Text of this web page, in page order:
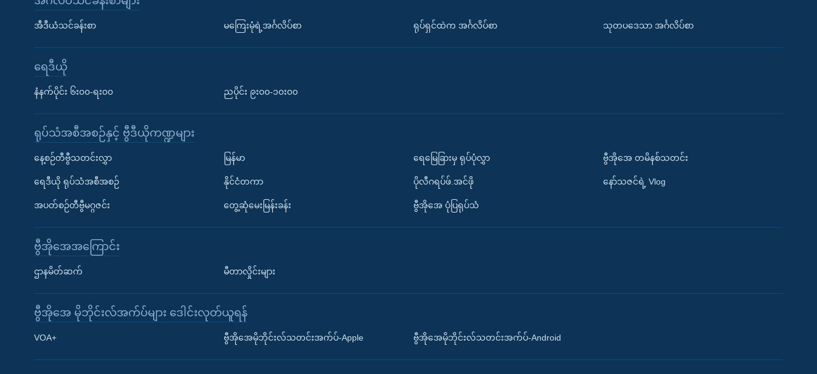
Learning English
အီဒီယံသင်ခန်းစာ မကြေးမုံရဲ့အင်္ဂလိပ်စာ ရုပ်ရှင်ထဲက အင်္ဂလိပ်စာ သုတပဒေသာ အင်္ဂလိပ်စာ
ရေဒီယို
နံနက်ပိုင်း ၆း၀၀-ရး၀၀ ညပိုင်း ၉း၀၀-၁၀း၀၀
ရုပ်သံအစီအစဉ်နှင့် ဗွီဒီယိုကဏ္ဍများ
နေ့စဉ်တီဗွီသတင်းလွှာ
ရေဒီယို ရုပ်သံအစီအစဉ်
အပတ်စဉ်တီဗွီမဂ္ဂဇင်း
မြန်မာ
နိုင်ငံတကာ
တွေ့ဆုံမေးမြန်းခန်း
ရေမြေခြားမှ ရုပ်ပုံလွှာ
ပိုလီဂရပ်ဖ်.အင်ဖို
ဗွီအိုအေ ပုံပြရုပ်သံ
ဗွီအိုအေ တမိနစ်သတင်း
နော်သဇင်ရဲ့ Vlog
ဗွီအိုအေအကြောင်း
ဌာနမိတ်ဆက် မီတာလှိုင်းများ
ဗွီအိုအေ မိုဘိုင်းလ်အက်ပ်များ ဒေါင်းလုတ်ယူရန်
VOA+ ဗွီအိုအေမိုဘိုင်းလ်သတင်းအက်ပ်-Apple ဗွီအိုအေမိုဘိုင်းလ်သတင်းအက်ပ်-Android